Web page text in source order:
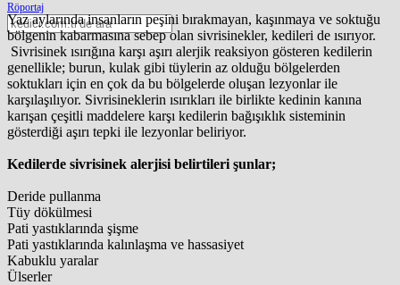
Röportaj
Yaz aylarında insanların peşini bırakmayan, kaşınmaya ve soktuğu
bölgenin kabarmasına sebep olan sivrisinekler, kedileri de ısırıyor.
Sivrisinek ısırığına karşı aşırı alerjik reaksiyon gösteren kedilerin
genellikle; burun, kulak gibi tüylerin az olduğu bölgelerden
soktukları için en çok da bu bölgelerde oluşan lezyonlar ile
karşılaşılıyor. Sivrisineklerin ısırıkları ile birlikte kedinin kanına
karışan çeşitli maddelere karşı kedilerin bağışıklık sisteminin
gösterdiği aşırı tepki ile lezyonlar beliriyor.
Kedilerde sivrisinek alerjisi belirtileri şunlar;
Deride pullanma
Tüy dökülmesi
Pati yastıklarında şişme
Pati yastıklarında kalınlaşma ve hassasiyet
Kabuklu yaralar
Ülserler